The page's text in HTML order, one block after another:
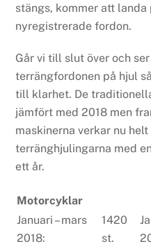
stängs, kommer att
nyregistrerade fordon.
Går vi till slut över och
terrängfordonen på hjul
till klarhet. De
jämfört med 2018 men
maskinerna verkar nu
terränghjulingarna med
ett år.
Motorcyklar
Januari – mars
2018:
1420
st.